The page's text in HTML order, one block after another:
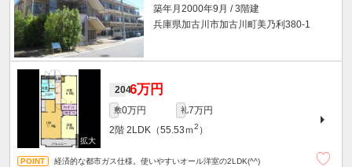
築年月2000年9月 / 3階建
兵庫県加古川市加古川町美乃利380-1
2046万円
敷0万円 礼7万円
2階 2LDK（55.53ｍ2 ）
経済的な都市ガス仕様。使いやすいオール洋室の2LDK(^^)